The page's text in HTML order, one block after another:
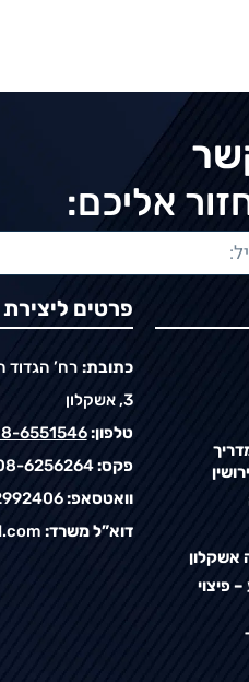
אליכם:
אשקלון
פיצוי
פרטים
כתובת:
3, אשקלון
טלפון:6551546
פקס:6256264
וואטסאפ:
דוא”ל משרד: